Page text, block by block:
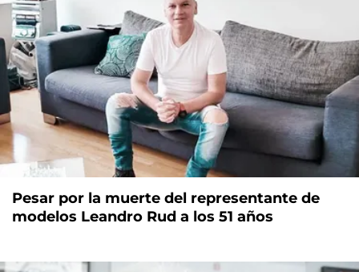
Pesar por la muerte del representante de
modelos Leandro Rud a los 51 años